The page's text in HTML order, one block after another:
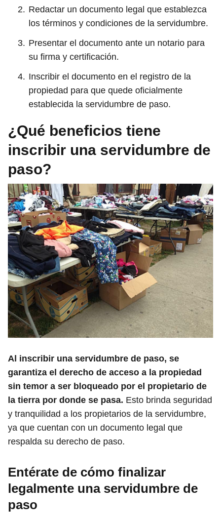
Redactar un documento legal que establezca
los términos y condiciones de la servidumbre.
Presentar el documento ante un notario para
su firma y certificación.
Inscribir el documento en el registro de la
propiedad para que quede oficialmente
establecida la servidumbre de paso.
¿Qué beneficios tiene
inscribir una servidumbre de
paso?
Al inscribir una servidumbre de paso, se
garantiza el derecho de acceso a la propiedad
sin temor a ser bloqueado por el propietario de
la tierra por donde se pasa. Esto brinda seguridad
y tranquilidad a los propietarios de la servidumbre,
ya que cuentan con un documento legal que
respalda su derecho de paso.
Entérate de cómo finalizar
legalmente una servidumbre de
paso